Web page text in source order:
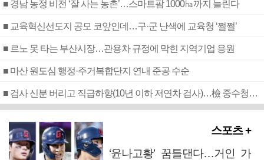
■ 경남 농정 비전 ‘잘 사는 농촌’…스마트팜 1000㏊까지 늘린다
■ 교육혁신선도지 공모 코앞인데…구·군 난색에 교육청 ‘쩔쩔’
■ 르노 못 타는 부산시장…관용차 규정에 막힌 지역기업 응원
■ 마산 원도심 행정·주거복합단지 연내 준공 수순
■ 검사 신분 버리고 직급하향(10년 이하 저연차 검사)…檢 중수청행 기피
스포츠 +
‘윤나고황’ 꿈틀댄다…거인 가